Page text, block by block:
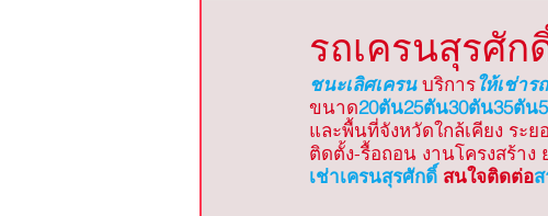
รถเครนปลวกแดง รถเครนบ้านค่าย
รถเครนสุรศัก
ชนะเลิศเครน บริการให้เช่าร
ขนาด20ตัน25ตัน30ตัน35ตัน
และพื้นที่จังหวัดใกล้เคียง ระ
ติดตั้ง-รื้อถอน งานโครงสร้า
เช่าเครนสุรศักดิ์ สนใจติดต่อ